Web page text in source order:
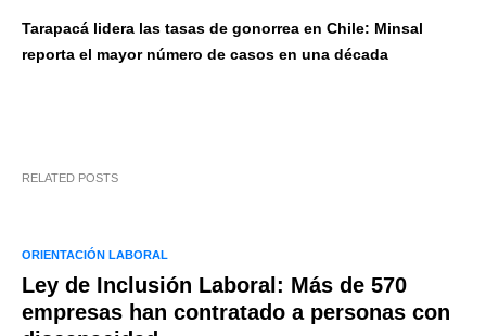
Tarapacá lidera las tasas de gonorrea en Chile: Minsal
reporta el mayor número de casos en una década
RELATED POSTS
ORIENTACIÓN LABORAL
Ley de Inclusión Laboral: Más de 570
empresas han contratado a personas con